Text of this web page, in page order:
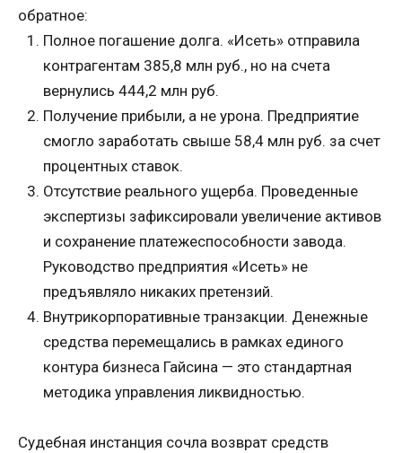
обратное:
Полное погашение долга. «Исеть» отправила
контрагентам 385,8 млн руб., но на счета
вернулись 444,2 млн руб.
Получение прибыли, а не урона. Предприятие
смогло заработать свыше 58,4 млн руб. за счет
процентных ставок.
Отсутствие реального ущерба. Проведенные
экспертизы зафиксировали увеличение активов
и сохранение платежеспособности завода.
Руководство предприятия «Исеть» не
предъявляло никаких претензий.
Внутрикорпоративные транзакции. Денежные
средства перемещались в рамках единого
контура бизнеса Гайсина — это стандартная
методика управления ликвидностью.
Судебная инстанция сочла возврат средств